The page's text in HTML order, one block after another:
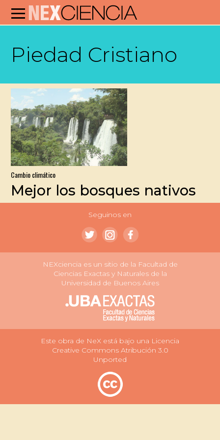
Piedad Cristiano
Cambio climático
Mejor los bosques nativos
Seguinos en
NEXciencia es un sitio de la Facultad de
Ciencias Exactas y Naturales de la
Universidad de Buenos Aires
Este obra de NeX está bajo una Licencia
Creative Commons Atribución 3.0
Unported